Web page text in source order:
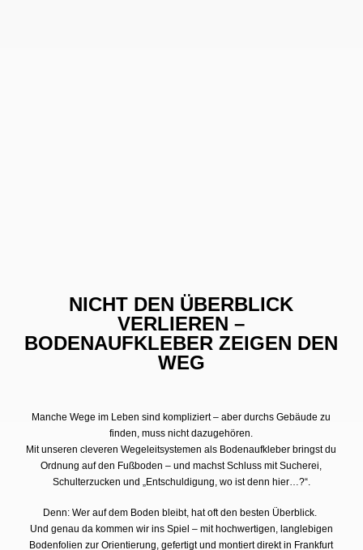
NICHT DEN ÜBERBLICK
VERLIEREN –
BODENAUFKLEBER ZEIGEN DEN
WEG
Manche Wege im Leben sind kompliziert – aber durchs Gebäude zu
finden, muss nicht dazugehören.
Mit unseren cleveren Wegeleitsystemen als Bodenaufkleber bringst du
Ordnung auf den Fußboden – und machst Schluss mit Sucherei,
Schulterzucken und „Entschuldigung, wo ist denn hier…?“.
Denn: Wer auf dem Boden bleibt, hat oft den besten Überblick.
Und genau da kommen wir ins Spiel – mit hochwertigen, langlebigen
Bodenfolien zur Orientierung, gefertigt und montiert direkt in Frankfurt